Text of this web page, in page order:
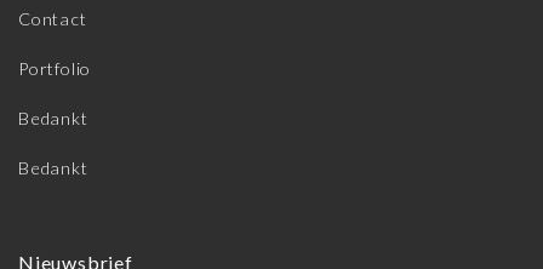
Contact
Portfolio
Bedankt
Bedankt
Nieuwsbrief